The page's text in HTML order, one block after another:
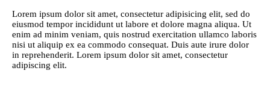
Lorem ipsum dolor sit amet, consectetur adipisicing elit, sed do
eiusmod tempor incididunt ut labore et dolore magna aliqua. Ut
enim ad minim veniam, quis nostrud exercitation ullamco laboris
nisi ut aliquip ex ea commodo consequat. Duis aute irure dolor
in reprehenderit. Lorem ipsum dolor sit amet, consectetur
adipiscing elit.